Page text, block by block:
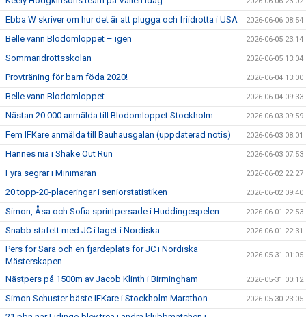
Ebba W skriver om hur det är att plugga och friidrotta i USA 2026-06-06 08:54
Belle vann Blodomloppet – igen 2026-06-05 23:14
Sommaridrottsskolan 2026-06-05 13:04
Provträning för barn föda 2020! 2026-06-04 13:00
Belle vann Blodomloppet 2026-06-04 09:33
Nästan 20 000 anmälda till Blodomloppet Stockholm 2026-06-03 09:59
Fem IFKare anmälda till Bauhausgalan (uppdaterad notis) 2026-06-03 08:01
Hannes nia i Shake Out Run 2026-06-03 07:53
Fyra segrar i Minimaran 2026-06-02 22:27
20 topp-20-placeringar i seniorstatistiken 2026-06-02 09:40
Simon, Åsa och Sofia sprintpersade i Huddingespelen 2026-06-01 22:53
Snabb stafett med JC i laget i Nordiska 2026-06-01 22:31
Pers för Sara och en fjärdeplats för JC i Nordiska
Mästerskapen
2026-05-31 01:05
Nästpers på 1500m av Jacob Klinth i Birmingham 2026-05-31 00:12
Simon Schuster bäste IFKare i Stockholm Marathon 2026-05-30 23:05